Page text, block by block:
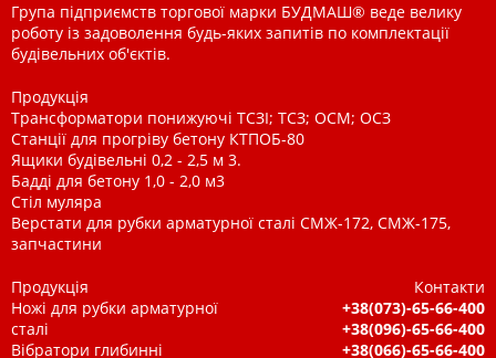
Група підприємств торгової марки БУДМАШ® веде велику
роботу із задоволення будь-яких запитів по комплектації
будівельних об'єктів.
Продукція
Трансформатори понижуючі ТСЗІ; ТСЗ; ОСМ; ОСЗ
Станції для прогріву бетону КТПОБ-80
Ящики будівельні 0,2 - 2,5 м 3.
Бадді для бетону 1,0 - 2,0 м3
Стіл муляра
Верстати для рубки арматурної сталі СМЖ-172, СМЖ-175,
запчастини
Продукція
Ножі для рубки арматурної
сталі
Вібратори глибинні
Контакти
+38(073)-65-66-400
+38(096)-65-66-400
+38(066)-65-66-400